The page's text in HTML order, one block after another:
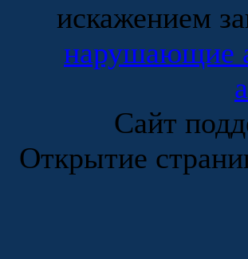
искажением
нарушающие
Сайт
Открытие